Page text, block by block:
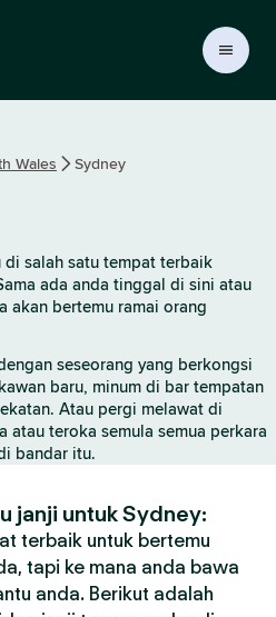
Wales Sydney
salah satu tempat terbaik
ada anda tinggal di sini atau
akan bertemu ramai orang
seseorang yang berkongsi
baru, minum di bar tempatan
Atau pergi melawat di
atau teroka semula semua perkara
bandar itu.
janji untuk Sydney:
terbaik untuk bertemu
tapi ke mana anda bawa
anda. Berikut adalah